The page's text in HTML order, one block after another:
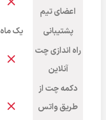
اعضای تیم
پشتیبانی
یک ماه
راه اندازی چت
آنلاین
دکمه چت از
طریق واتس